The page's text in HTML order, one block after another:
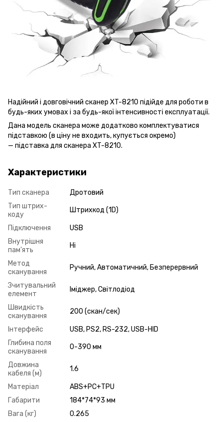
Надійний і довговічний сканер XT-8210 підійде для роботи в
будь-яких умовах і за будь-якої інтенсивності експлуатації.
Дана модель сканера може додатково комплектуватися
підставкою (в ціну не входить, купується окремо)
— підставка для сканера XT-8210.
Характеристики
Тип сканера
Дротовий
Тип штрих-
коду
Штрихкод (1D)
Підключення
USB
Внутрішня
пам'ять
Ні
Метод
сканування
Ручний, Автоматичний, Безперервний
Зчитувальний
елемент
Іміджер, Світлодіод
Швидкість
сканування
200 (скан/сек)
Інтерфейс
USB, PS2, RS-232, USB-HID
Глибина поля
сканування
0-390 мм
Довжина
кабеля (м)
1.6
Матеріал
ABS+PC+TPU
Габарити
184*74*93 мм
Вага (кг)
0.265